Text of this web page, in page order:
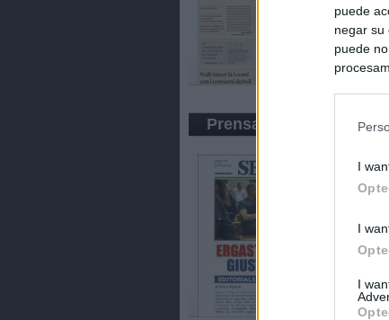
puede
negar su
puede
I
I
I
Prensa Política